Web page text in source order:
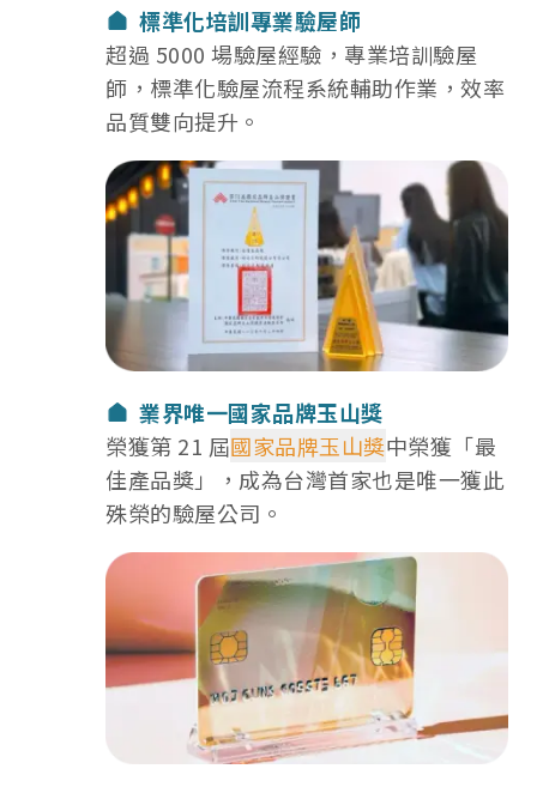
標準化培訓專業驗屋師
超過 5000 場驗屋經驗，專業培訓驗屋
師，標準化驗屋流程系統輔助作業，效率
品質雙向提升。
業界唯一國家品牌玉山獎
榮獲第 21 屆國家品牌玉山獎中榮獲「最
佳產品獎」，成為台灣首家也是唯一獲此
殊榮的驗屋公司。